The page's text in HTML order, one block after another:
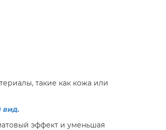
такие как кожа или
вид.
эффект и уменьшая